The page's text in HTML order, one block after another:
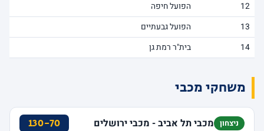
12
הפועל חיפה
13
הפועל גבעתיים
14
בית"ר רמת גן
משחקי מכבי
ניצחון מכבי תל אביב - מכבי ירושלים 130-70